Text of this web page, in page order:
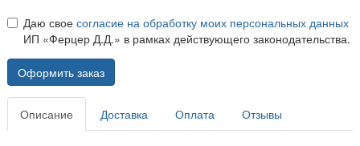
Даю свое согласие на обработку моих персональных данных
ИП «Ферцер Д.Д.» в рамках действующего законодательства.
Оформить заказ
Описание Доставка Оплата Отзывы